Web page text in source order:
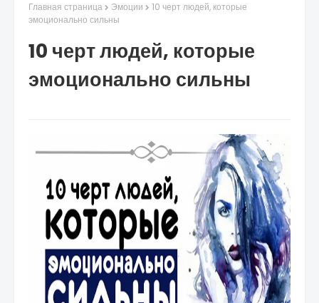
Главная страница Эмоции
10 черт людей, которые
эмоционально сильны
10 черт людей, которые
эмоционально сильны